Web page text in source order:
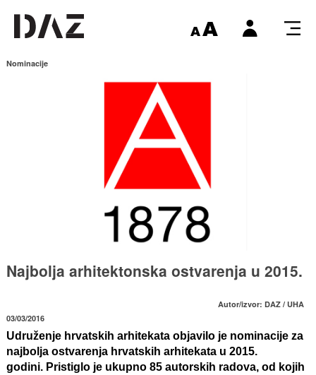
Nominacije
Najbolja arhitektonska ostvarenja u 2015.
Autor/izvor: DAZ / UHA
03/03/2016
Udruženje hrvatskih arhitekata objavilo je nominacije za
najbolja ostvarenja hrvatskih arhitekata u 2015.
godini.Pristiglo je ukupno 85 autorskih radova, od kojih